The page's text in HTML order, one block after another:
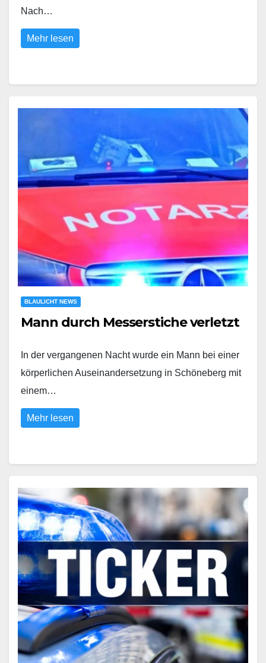
Nach…
Mehr lesen
BLAULICHT NEWS
Mann durch Messerstiche verletzt
In der vergangenen Nacht wurde ein Mann bei einer
körperlichen Auseinandersetzung in Schöneberg mit
einem…
Mehr lesen